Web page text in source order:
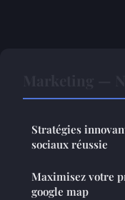
Stratégies
sociaux réussie
Maximisez votre
google map